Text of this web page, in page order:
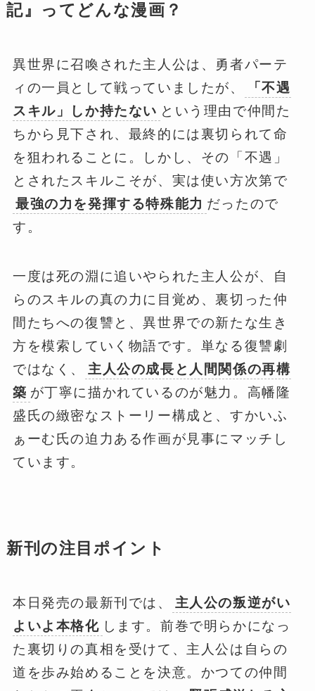
記』ってどんな漫画？
異世界に召喚された主人公は、勇者パーテ
ィの一員として戦っていましたが、
「不遇
スキル」しか持たない という理由で仲間た
ちから見下され、最終的には裏切られて命
を狙われることに。しかし、その「不遇」
とされたスキルこそが、実は使い方次第で
最強の力を発揮する特殊能力 だったので
す。
一度は死の淵に追いやられた主人公が、自
らのスキルの真の力に目覚め、裏切った仲
間たちへの復讐と、異世界での新たな生き
方を模索していく物語です。単なる復讐劇
ではなく、
主人公の成長と人間関係の再構
築 が丁寧に描かれているのが魅力。高幡隆
盛氏の緻密なストーリー構成と、すかいふ
ぁーむ氏の迫力ある作画が見事にマッチし
ています。
新刊の注目ポイント
本日発売の最新刊では、
主人公の叛逆がい
よいよ本格化 します。前巻で明らかになっ
た裏切りの真相を受けて、主人公は自らの
道を歩み始めることを決意。かつての仲間